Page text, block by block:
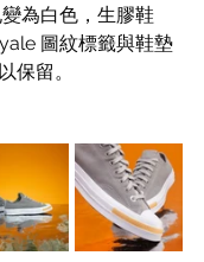
為白色，生膠鞋
圖紋標籤與鞋墊
保留。